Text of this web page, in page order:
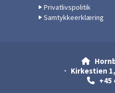
Privatlivspolitik
Samtykkeerklæring

· Kirkestien
+45